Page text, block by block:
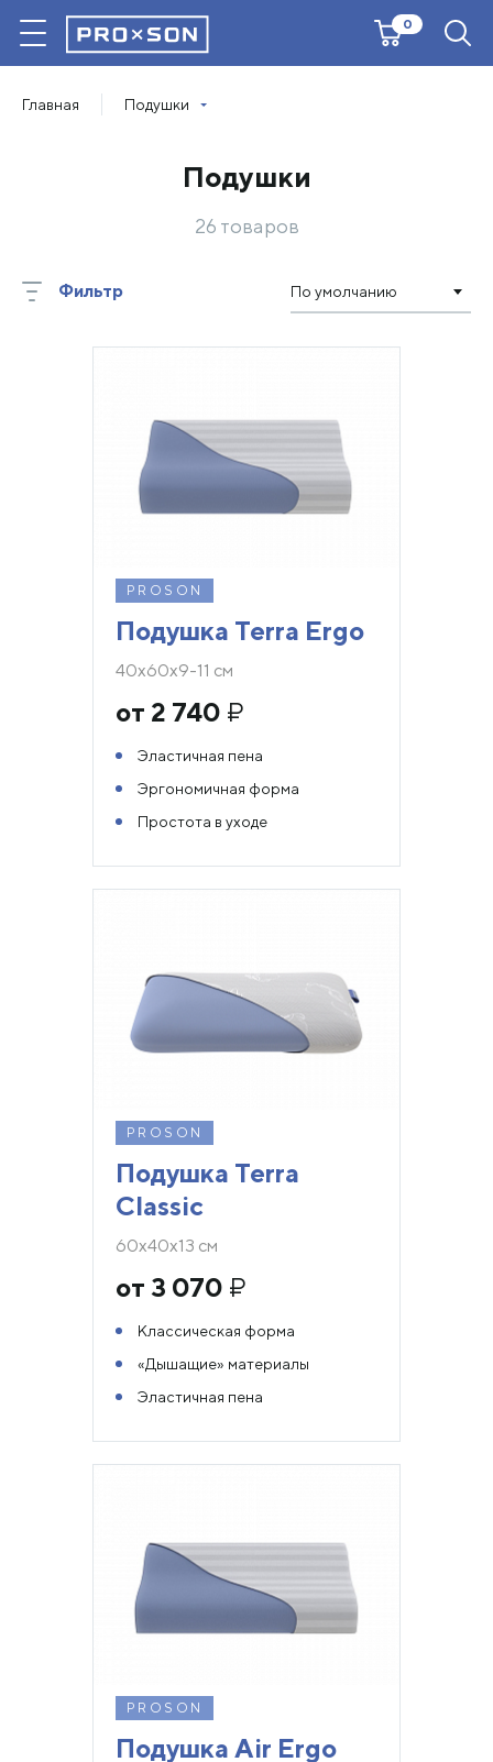
0
Главная Подушки
Фильтр
Подушки
26 товаров
По умолчанию
PROSON
Подушка Terra Ergo
40х60х9-11 см
от 2 740 ₽
Эластичная пена
Эргономичная форма
Простота в уходе
PROSON
Подушка Terra
Classic
60х40х13 см
от 3 070 ₽
Классическая форма
«Дышащие» материалы
Эластичная пена
PROSON
Подушка Air Ergo